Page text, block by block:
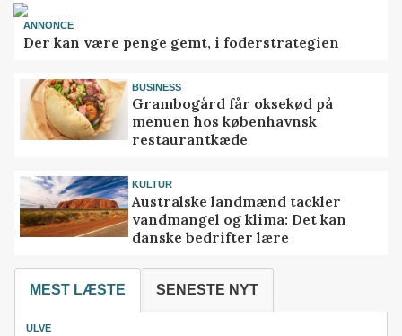
ANNONCE
Der kan være penge gemt, i foderstrategien
BUSINESS
Grambogård får oksekød på
menuen hos københavnsk
restaurantkæde
KULTUR
Australske landmænd tackler
vandmangel og klima: Det kan
danske bedrifter lære
MEST LÆSTE SENESTE NYT
ULVE